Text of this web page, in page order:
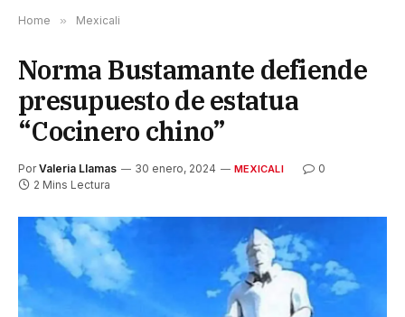
Home » Mexicali
Norma Bustamante defiende
presupuesto de estatua
“Cocinero chino”
Por Valeria Llamas 30 enero, 2024 MEXICALI
0
2 Mins Lectura